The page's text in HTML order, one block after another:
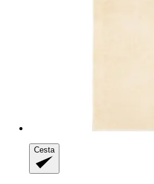
Cesta